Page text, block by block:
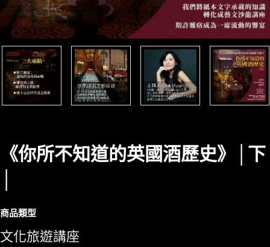
《你所不知道的英國酒歷史》│下
商品類型
文化旅遊講座